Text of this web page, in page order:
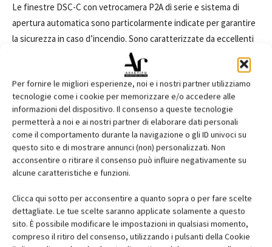
Per fornire le migliori esperienze, noi e i nostri partner utilizziamo
tecnologie come i cookie per memorizzare e/o accedere alle
informazioni del dispositivo. Il consenso a queste tecnologie
permetterà a noi e ai nostri partner di elaborare dati personali
come il comportamento durante la navigazione o gli ID univoci su
questo sito e di mostrare annunci (non) personalizzati. Non
acconsentire o ritirare il consenso può influire negativamente su
alcune caratteristiche e funzioni.
Clicca qui sotto per acconsentire a quanto sopra o per fare scelte
dettagliate. Le tue scelte saranno applicate solamente a questo
sito. È possibile modificare le impostazioni in qualsiasi momento,
compreso il ritiro del consenso, utilizzando i pulsanti della Cookie
Le finestre DSC-C con vetrocamera P2A di serie e sistema di
apertura automatica sono particolarmente indicate per garantire
la sicurezza in caso d’incendio. Sono caratterizzate da eccellenti
performance di isolamento termico (U
permettono sia la ventilazione naturale (23 cm di apertura
dell’anta), sia l’evacuazione di fumo e calore dall’interno
dell’edificio (50 cm di apertura).
La finestra DRC-C P2 è un lucernario per tetti piatti a cupola
dotato di vetrocamera antieffrazione P2 e caratterizzato da
ottimi parametri isolanti (Uw= 0,93 W/m2K). La sua particolare
costruzione, oltre a permettere l’illuminazione del vano
tetto piatto grazie all’impiego di speciali cerniere e a pistoncini
che facilitano la movimentazione del battente fino a 80° e lo
mantengono in posizione aperta, evitando la chiusura
accidentale.